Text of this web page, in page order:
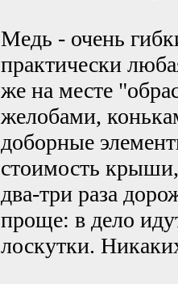
Медь - очень
практически
же на месте
желобами,
доборные
стоимость
два-три раза
проще: в дело
лоскутки.